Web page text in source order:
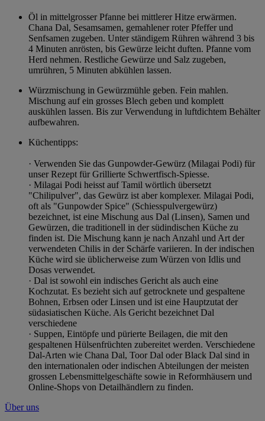
Öl in mittelgrosser Pfanne bei mittlerer Hitze erwärmen.
Chana Dal, Sesamsamen, gemahlener roter Pfeffer und
Senfsamen zugeben. Unter ständigem Rühren während 3 bis
4 Minuten anrösten, bis Gewürze leicht duften. Pfanne vom
Herd nehmen. Restliche Gewürze und Salz zugeben,
umrühren, 5 Minuten abkühlen lassen.
Würzmischung in Gewürzmühle geben. Fein mahlen.
Mischung auf ein grosses Blech geben und komplett
auskühlen lassen. Bis zur Verwendung in luftdichtem Behälter
aufbewahren.
Küchentipps:
· Verwenden Sie das Gunpowder-Gewürz (Milagai Podi) für
unser Rezept für Grillierte Schwertfisch-Spiesse.
· Milagai Podi heisst auf Tamil wörtlich übersetzt
"Chilipulver", das Gewürz ist aber komplexer. Milagai Podi,
oft als "Gunpowder Spice" (Schiesspulvergewürz)
bezeichnet, ist eine Mischung aus Dal (Linsen), Samen und
Gewürzen, die traditionell in der südindischen Küche zu
finden ist. Die Mischung kann je nach Anzahl und Art der
verwendeten Chilis in der Schärfe variieren. In der indischen
Küche wird sie üblicherweise zum Würzen von Idlis und
Dosas verwendet.
· Dal ist sowohl ein indisches Gericht als auch eine
Kochzutat. Es bezieht sich auf getrocknete und gespaltene
Bohnen, Erbsen oder Linsen und ist eine Hauptzutat der
südasiatischen Küche. Als Gericht bezeichnet Dal
verschiedene
· Suppen, Eintöpfe und pürierte Beilagen, die mit den
gespaltenen Hülsenfrüchten zubereitet werden. Verschiedene
Dal-Arten wie Chana Dal, Toor Dal oder Black Dal sind in
den internationalen oder indischen Abteilungen der meisten
grossen Lebensmittelgeschäfte sowie in Reformhäusern und
Online-Shops von Detailhändlern zu finden.
Über uns